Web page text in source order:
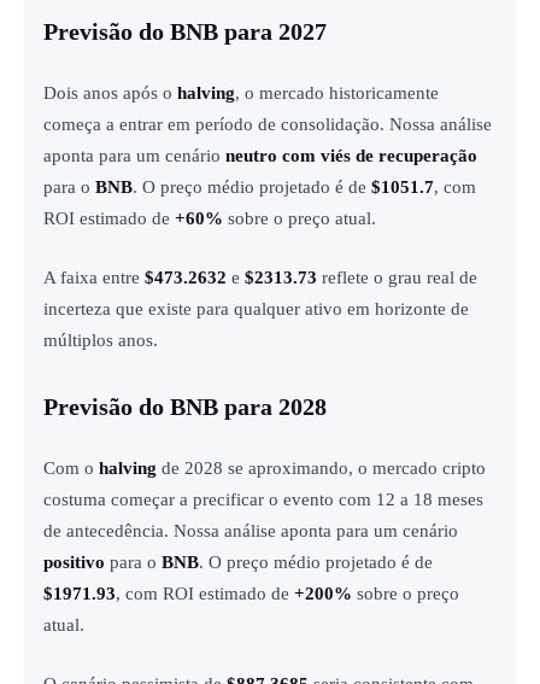
Previsão do BNB para 2027
Dois anos após o halving, o mercado historicamente
começa a entrar em período de consolidação. Nossa análise
aponta para um cenário neutro com viés de recuperação
para o BNB. O preço médio projetado é de $1051.7, com
ROI estimado de +60% sobre o preço atual.
A faixa entre $473.2632 e $2313.73 reflete o grau real de
incerteza que existe para qualquer ativo em horizonte de
múltiplos anos.
Previsão do BNB para 2028
Com o halving de 2028 se aproximando, o mercado cripto
costuma começar a precificar o evento com 12 a 18 meses
de antecedência. Nossa análise aponta para um cenário
positivo para o BNB. O preço médio projetado é de
$1971.93, com ROI estimado de +200% sobre o preço
atual.